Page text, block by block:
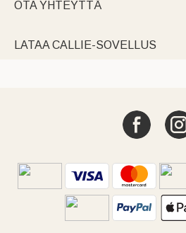
OTA YHTEYTTÄ
LATAA CALLIE-SOVELLUS